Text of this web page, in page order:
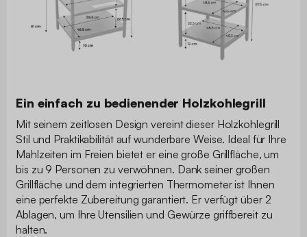
Ein einfach zu bedienender Holzkohlegrill
Mit seinem zeitlosen Design vereint dieser Holzkohlegrill
Stil und Praktikabilität auf wunderbare Weise. Ideal für Ihre
Mahlzeiten im Freien bietet er eine große Grillfläche, um
bis zu 9 Personen zu verwöhnen. Dank seiner großen
Grillfläche und dem integrierten Thermometer ist Ihnen
eine perfekte Zubereitung garantiert. Er verfügt über 2
Ablagen, um Ihre Utensilien und Gewürze griffbereit zu
halten.